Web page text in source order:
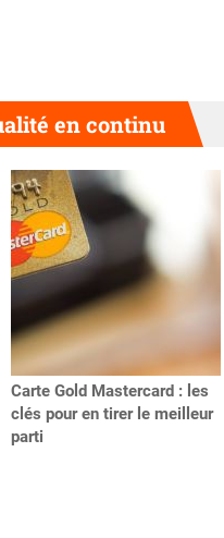
en continu
Carte Gold Mastercard : les
clés pour en tirer le meilleur
parti